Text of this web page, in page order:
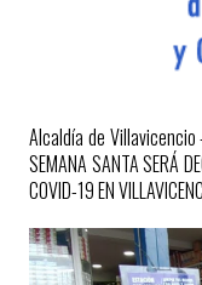
Administración del
Alcaldía de Villavicencio
SEMANA SANTA SERÁ
COVID-19 EN